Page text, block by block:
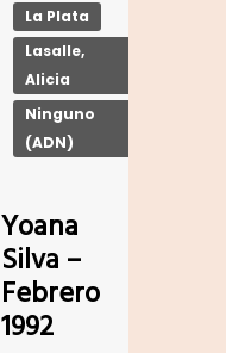
La Plata
Lasalle,
Alicia
Ninguno
(ADN)
Yoana
Silva –
Febrero
1992